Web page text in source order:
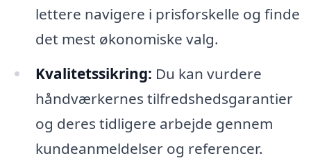
lettere navigere i prisforskelle og finde
det mest økonomiske valg.
Kvalitetssikring: Du kan vurdere
håndværkernes tilfredshedsgarantier
og deres tidligere arbejde gennem
kundeanmeldelser og referencer.